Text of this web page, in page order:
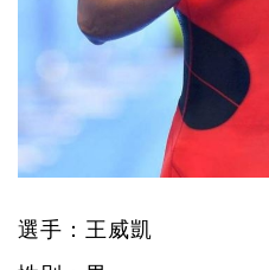
選手：王威凱